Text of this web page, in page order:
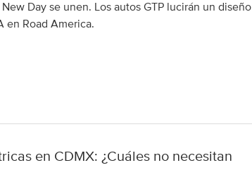
Day se unen. Los autos GTP lucirán un diseño
en Road America.
en CDMX: ¿Cuáles no necesitan